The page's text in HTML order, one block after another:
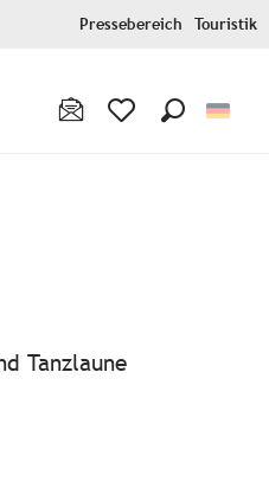
Pressebereich Touristik
Tanzlaune